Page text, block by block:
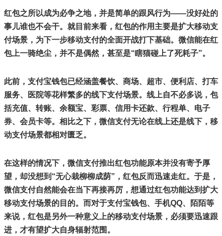
红包之所以成为必争之地，并是简单的跟风行为——没好处的
事儿谁也不会干。就目前来看，红包的作用主要是扩大移动支
付场景，为下一步移动支付的全面开战打下基础。微信能在红
包上一骑绝尘，并不是偶然，甚至是“瞎猫碰上了死耗子”。
此前，支付宝钱包已经涵盖餐饮、商场、超市、便利店、打车
服务、医院等花样繁多的线下支付场景。线上自不必多说，包
括充值、转账、余额宝、彩票、信用卡还款、行程单、电子
券、会员卡等。相比之下，微信支付无论在线上还是线下，移
动支付场景都相对匮乏。
在这样的情况下，微信支付推出红包功能原本并没有寄予厚
望，却没想到“无心栽柳柳成荫”，红包反而迅速走红。于是，
微信支付自然能会在当下再接再厉，想通过红包功能达到扩大
移动支付场景的目的。而对于支付宝钱包、手机QQ、陌陌等
来说，红包是另外一种意义上的移动支付场景，必须要迅速跟
进，才有望扩大自身辐射范围。